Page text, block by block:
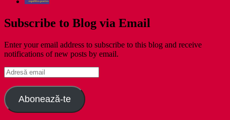
Subscribe to Blog via Email
Enter your email address to subscribe to this blog and receive
notifications of new posts by email.
Adresă
email
Abonează-te